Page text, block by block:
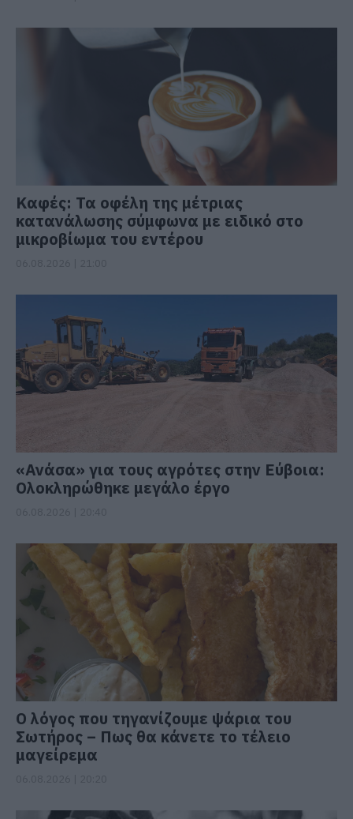
Καφές: Τα οφέλη της μέτριας
κατανάλωσης σύμφωνα με ειδικό στο
μικροβίωμα του εντέρου
«Ανάσα» για τους αγρότες στην Εύβοια:
Ολοκληρώθηκε μεγάλο έργο
Ο λόγος που τηγανίζουμε ψάρια του
Σωτήρος – Πως θα κάνετε το τέλειο
μαγείρεμα